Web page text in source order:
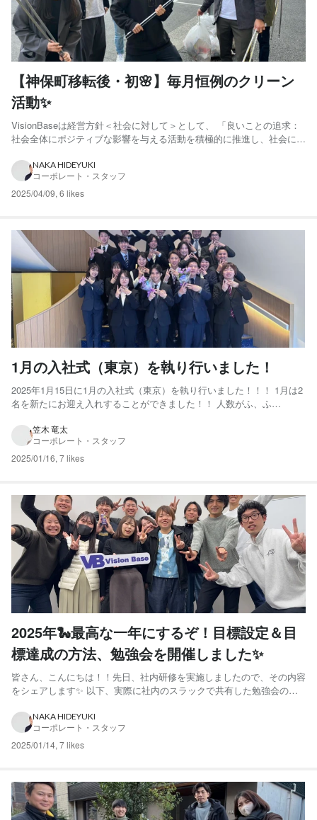
【神保町移転後・初🌸】毎月恒例のクリーン
活動✨
VisionBaseは経営方針＜社会に対して＞として、 「良いことの追求：
社会全体にポジティブな影響を与える活動を積極的に推進し、社会に貢
つのアクションとして、創業以来、毎月「ゴミ拾い」を実施してきまし
た。2025年2月までは「原宿・北参道クリーン...
NAKA HIDEYUKI
コーポレート・スタッフ
2025/04/09,6 likes
1月の入社式（東京）を執り行いました！
2025年1月15日に1月の入社式（東京）を執り行いました！！！ 1月は2
名を新たにお迎え入れすることができました！！ 人数がふ、ふ
（3名のみ） 毎回この入社式を行うと 純粋に嬉しい気持ちともっと良
い組織にしたい、しなくてはという決意が深まりま...
笠木 竜太
コーポレート・スタッフ
2025/01/16,7 likes
2025年🐍最高な一年にするぞ！目標設定＆目
標達成の方法、勉強会を開催しました✨
皆さん、こんにちは！！先日、社内研修を実施しましたので、その内容
をシェアします✨ 以下、実際に社内のスラックで共有した勉強会の案
言はたくさんあります。 ・月に行こうという目標があったから、アポ
ロは月に行けた。 飛行機を改良した結果、月に行けたわ...
NAKA HIDEYUKI
コーポレート・スタッフ
2025/01/14, 7 likes